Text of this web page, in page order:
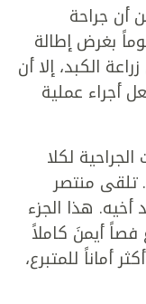
أن جراحة
بغرض إطالة
الكبد، إلا أن
أجراء عملية
لكلا
تلقى منتصر
هذا الجزء
فصاً أيمنَ كاملاً
أماناً للمتبرع،